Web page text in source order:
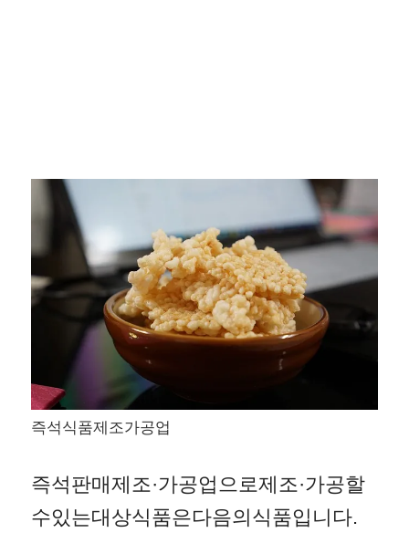
즉석식품제조가공업
즉석판매제조·가공업으로제조·가공할
수있는대상식품은다음의식품입니다.